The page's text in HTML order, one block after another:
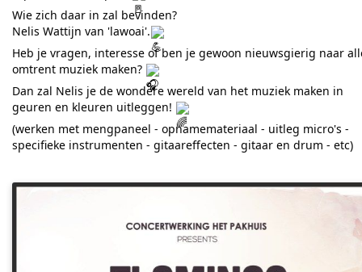
Wie zich daar in zal bevinden?
Nelis Wattijn van 'lawoai'.
Heb je vragen, interesse of ben je gewoon nieuwsgierig naar
omtrent muziek maken?
Dan zal Nelis je de wondere wereld van het muziek maken in
geuren en kleuren uitleggen!
(werken met mengpaneel - opnamemateriaal - uitleg micro's -
specifieke instrumenten - gitaareffecten - gitaar en drum - etc)